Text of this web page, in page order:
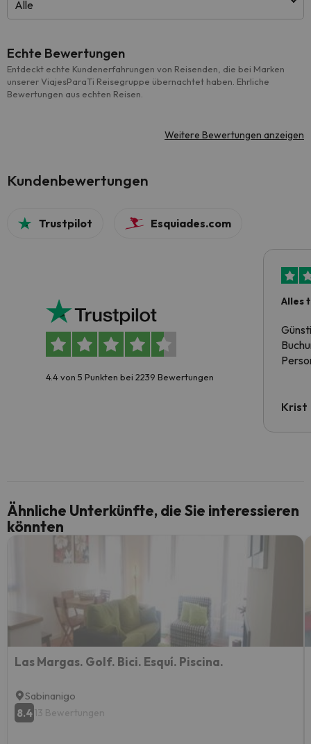
Alle
Echte Bewertungen
Entdeckt echte Kundenerfahrungen von Reisenden, die bei Marken
unserer ViajesParaTi Reisegruppe übernachtet haben. Ehrliche
Bewertungen aus echten Reisen.
Weitere Bewertungen anzeigen
Kundenbewertungen
Trustpilot Esquiades.com
4.4 von 5 Punkten bei 2239 Bewertungen
Alles
Krist
Ähnliche Unterkünfte, die Sie interessieren
könnten
Las Margas. Golf. Bici. Esquí. Piscina.
Sabinanigo
8.413 Bewertungen